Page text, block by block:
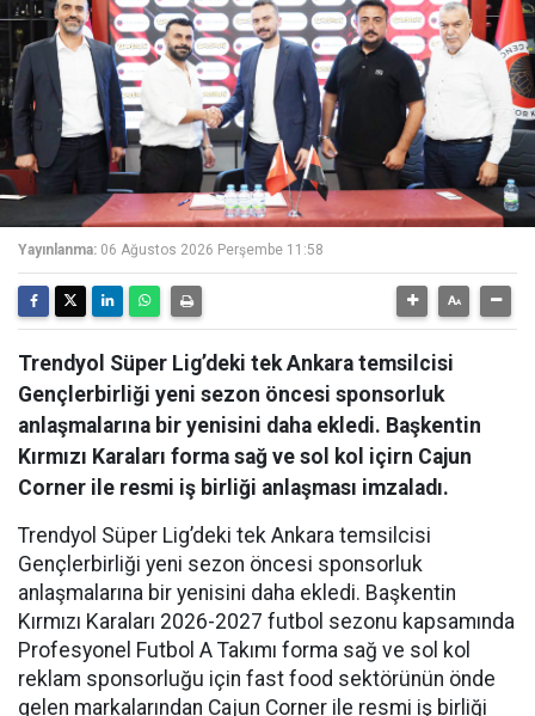
Yayınlanma: 06 Ağustos 2026 Perşembe 11:58
Trendyol Süper Lig’deki tek Ankara temsilcisi
Gençlerbirliği yeni sezon öncesi sponsorluk
anlaşmalarına bir yenisini daha ekledi. Başkentin
Kırmızı Karaları forma sağ ve sol kol içirn Cajun
Corner ile resmi iş birliği anlaşması imzaladı.
Trendyol Süper Lig’deki tek Ankara temsilcisi
Gençlerbirliği yeni sezon öncesi sponsorluk
anlaşmalarına bir yenisini daha ekledi. Başkentin
Kırmızı Karaları 2026-2027 futbol sezonu kapsamında
Profesyonel Futbol A Takımı forma sağ ve sol kol
reklam sponsorluğu için fast food sektörünün önde
gelen markalarından Cajun Corner ile resmi iş birliği